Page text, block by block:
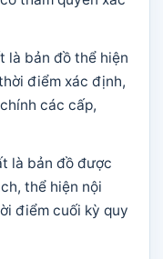
là bản đồ thể hiện
điểm xác định,
các cấp,
là bản đồ được
thể hiện nội
điểm cuối kỳ quy